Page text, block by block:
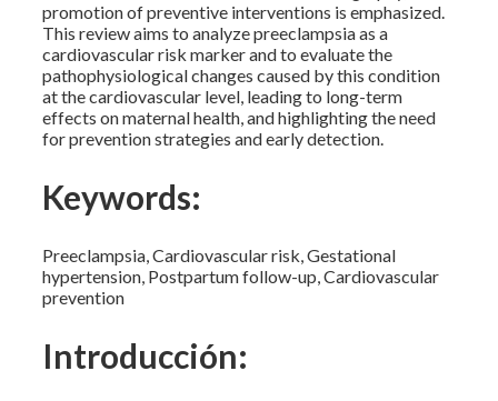
promotion of preventive interventions is emphasized.
This review aims to analyze preeclampsia as a
cardiovascular risk marker and to evaluate the
pathophysiological changes caused by this condition
at the cardiovascular level, leading to long-term
effects on maternal health, and highlighting the need
for prevention strategies and early detection.
Keywords:
Preeclampsia, Cardiovascular risk, Gestational
hypertension, Postpartum follow-up, Cardiovascular
prevention
Introducción: